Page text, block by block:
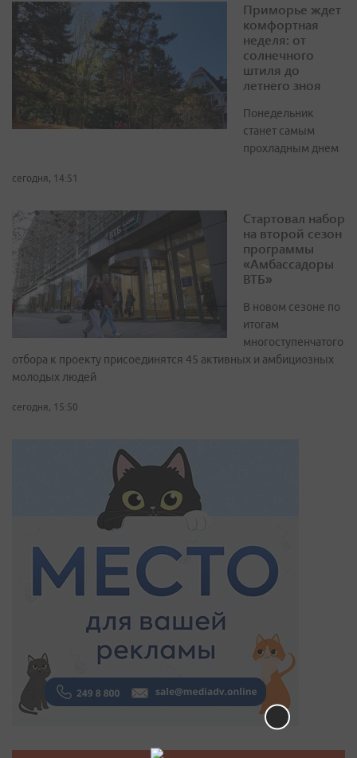
Приморье ждет
комфортная
неделя: от
солнечного
штиля до
летнего зноя
Понедельник
станет самым
прохладным днем
сегодня, 14:51
Стартовал набор
на второй сезон
программы
«Амбассадоры
ВТБ»
В новом сезоне по
итогам
многоступенчатого
отбора к проекту присоединятся 45 активных и амбициозных
молодых людей
сегодня, 15:50